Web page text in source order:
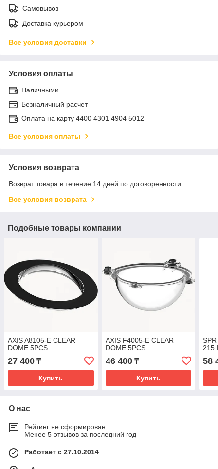
Самовывоз
Доставка курьером
Все условия доставки
Условия оплаты
Наличными
Безналичный расчет
Оплата на карту 4400 4301 4904 5012
Все условия оплаты
Условия возврата
Возврат товара в течение 14 дней по договоренности
Все условия возврата
Подобные товары компании
AXIS A8105-E CLEAR
DOME 5PCS
27 400 ₸
Купить
AXIS F4005-E CLEAR
DOME 5PCS
46 400₸
Купить
215
58
О нас
Рейтинг не сформирован
Менее 5 отзывов за последний год
Работает с 27.10.2014